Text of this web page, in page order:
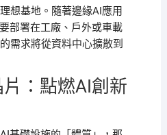
想基地。隨著邊緣AI應用
部署在工廠、戶外或車載
需求將從資料中心擴散到
：點燃AI創新